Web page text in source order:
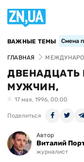
ВАЖНЫЕ ТЕМЫ Смена
ГЛАВНАЯ
ДВЕНАДЦАТЬ
МУЖЧИН,
17 мая, 1996, 00:00
Поделиться
Автор
Виталий
журналист